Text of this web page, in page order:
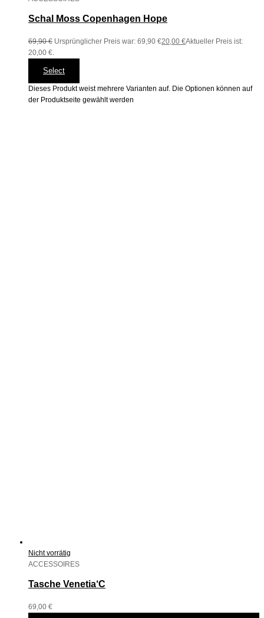
Schal Moss Copenhagen Hope
69,90€ Ursprünglicher Preis war: 69,90 €20,00 €Aktueller Preis ist:
20,00 €.
Select
Dieses Produkt weist mehrere Varianten auf. Die Optionen können auf
der Produktseite gewählt werden
Nicht vorrätig
ACCESSOIRES
Tasche Venetia‘C
69,00 €